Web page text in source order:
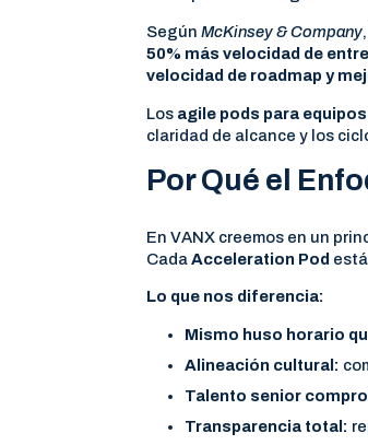
SegúnMcKinsey & Company
50% más velocidad de
velocidad de roadmap y
Los agile pods para
claridad de alcance y los
Por Qué el
En VANX creemos en un
CadaAcceleration Pod
Lo que nos diferencia:
Mismo huso horario
Alineación cultural:
Talento senior
Transparencia total: